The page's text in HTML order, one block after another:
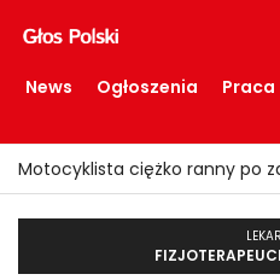
News Ogłoszenia Praca